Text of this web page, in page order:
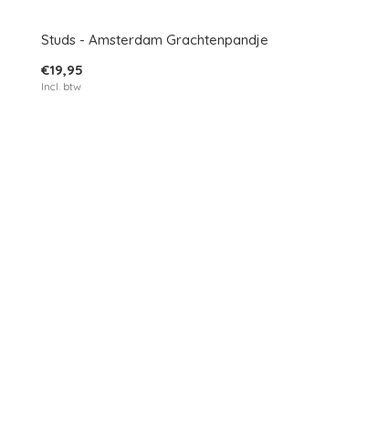
Studs - Amsterdam Grachtenpandje
€19,95
Incl. btw